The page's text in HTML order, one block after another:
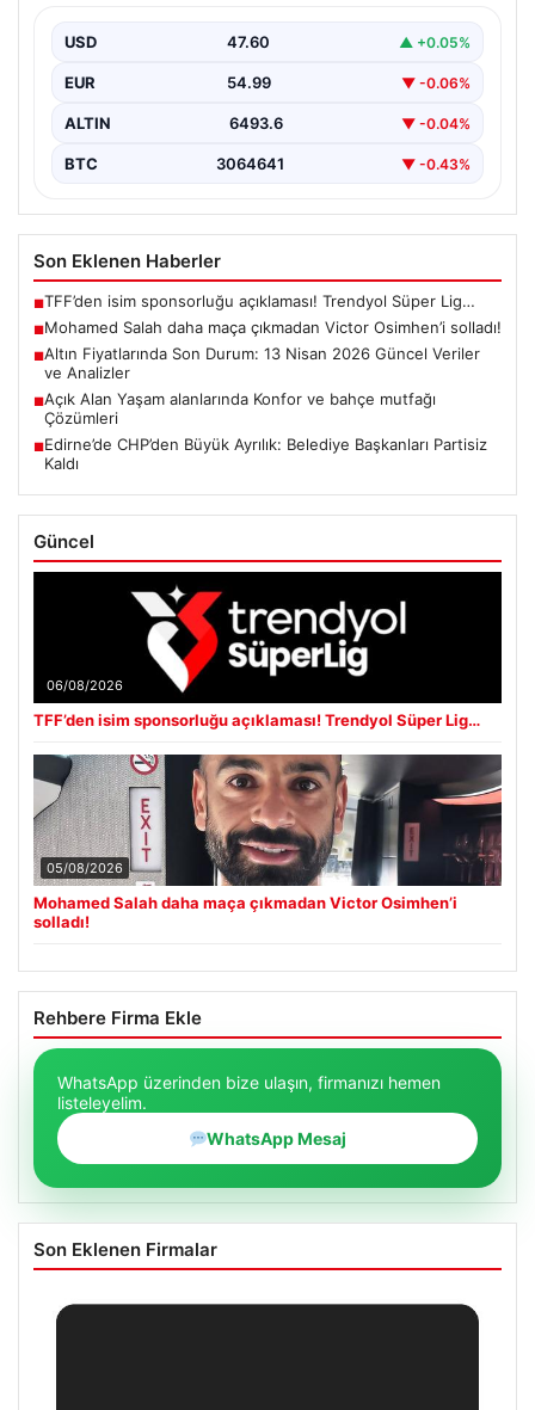
USD 47.60 ▲ +0.05%
EUR 54.99 ▼ -0.06%
ALTIN 6493.6 ▼ -0.04%
BTC 3064641 ▼ -0.43%
Son Eklenen Haberler
■TFF’den isim sponsorluğu açıklaması! Trendyol Süper Lig…
■Mohamed Salah daha maça çıkmadan Victor Osimhen’i solladı!
■Altın Fiyatlarında Son Durum: 13 Nisan 2026 Güncel Veriler
ve Analizler
■Açık Alan Yaşam alanlarında Konfor ve bahçe mutfağı
Çözümleri
■Edirne’de CHP’den Büyük Ayrılık: Belediye Başkanları Partisiz
Kaldı
Güncel
06/08/2026
TFF’den isim sponsorluğu açıklaması! Trendyol Süper Lig…
05/08/2026
Mohamed Salah daha maça çıkmadan Victor Osimhen’i
solladı!
Rehbere Firma Ekle
WhatsApp üzerinden bize ulaşın, firmanızı hemen
listeleyelim.
WhatsApp Mesaj
Son Eklenen Firmalar